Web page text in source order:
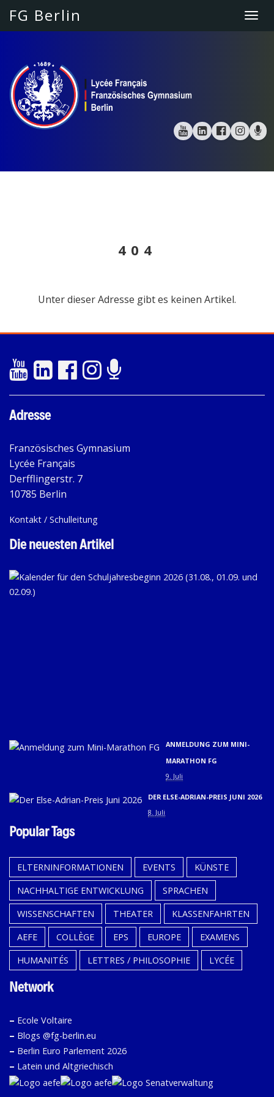
FG Berlin
404
Unter dieser Adresse gibt es keinen Artikel.
Adresse
Französisches Gymnasium
Lycée Français
Derfflingerstr. 7
10785 Berlin
Kontakt / Schulleitung
Die neuesten Artikel
ANMELDUNG ZUM MINI-
MARATHON FG
9. Juli
DER ELSE-ADRIAN-PREIS JUNI 2026
8. Juli
Popular Tags
ELTERNINFORMATIONEN EVENTS
KÜNSTE
NACHHALTIGE ENTWICKLUNG
SPRACHEN
WISSENSCHAFTEN
THEATER
KLASSENFAHRTEN
AEFE
COLLÈGE EPS EUROPE
EXAMENS
HUMANITÉS
LETTRES / PHILOSOPHIE LYCÉE
Network
– Ecole Voltaire
– Blogs @fg-berlin.eu
– Berlin Euro Parlement 2026
– Latein und Altgriechisch